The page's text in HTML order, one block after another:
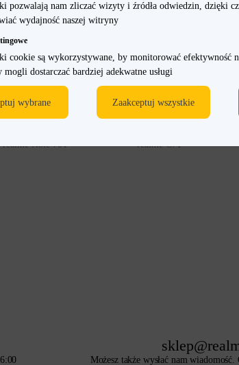
Polecane
realme GT 8 Pro
realme 16 Pro series
realme Note 70T
Smartfony
realme GT 7
realme C71
Możesz także wysłać nam
pozwalają nam zliczać wizyty i źródła odwiedzin, dzięki
wydajność naszej witryny
cookie są wykorzystywane, by monitorować efektywność
mogli dostarczać bardziej adekwatne usługi
wybrane Zaakceptuj wszystkie